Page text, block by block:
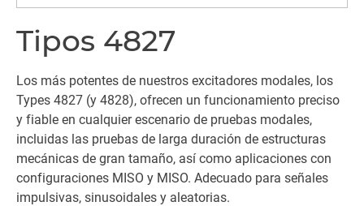
Tipos 4827
Los más potentes de nuestros excitadores modales, los
Types 4827 (y 4828), ofrecen un funcionamiento preciso
y fiable en cualquier escenario de pruebas modales,
incluidas las pruebas de larga duración de estructuras
mecánicas de gran tamaño, así como aplicaciones con
configuraciones MISO y MISO. Adecuado para señales
impulsivas, sinusoidales y aleatorias.